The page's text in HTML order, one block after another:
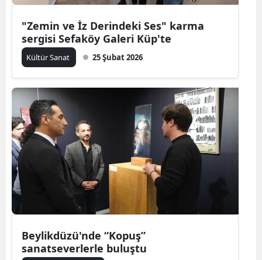
"Zemin ve İz Derindeki Ses" karma
sergisi Sefaköy Galeri Küp'te
Kültür Sanat 25 Şubat 2026
Beylikdüzü'nde “Kopuş”
sanatseverlerle buluştu